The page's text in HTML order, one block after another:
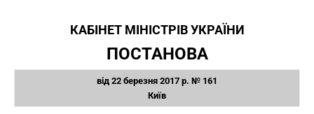
КАБІНЕТ МІНІСТРІВ УКРАЇНИ
ПОСТАНОВА
від 22 березня 2017 р. № 161
Київ